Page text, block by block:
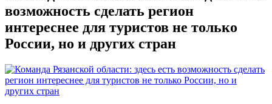
возможность сделать регион
интереснее для туристов не только
России, но и других стран